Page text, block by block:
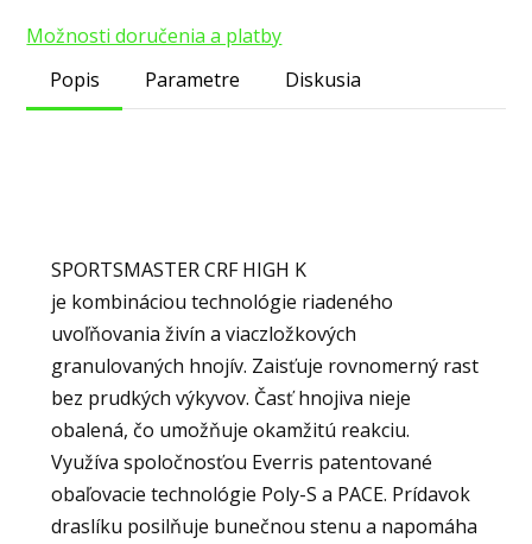
Možnosti doručenia a platby
Popis
Parametre Diskusia
SPORTSMASTER CRF HIGH K
je kombináciou technológie riadeného
uvoľňovania živín a viaczložkových
granulovaných hnojív. Zaisťuje rovnomerný rast
bez prudkých výkyvov. Časť hnojiva nieje
obalená, čo umožňuje okamžitú reakciu.
Využíva spoločnosťou Everris patentované
obaľovacie technológie Poly-S a PACE. Prídavok
draslíku posilňuje bunečnou stenu a napomáha